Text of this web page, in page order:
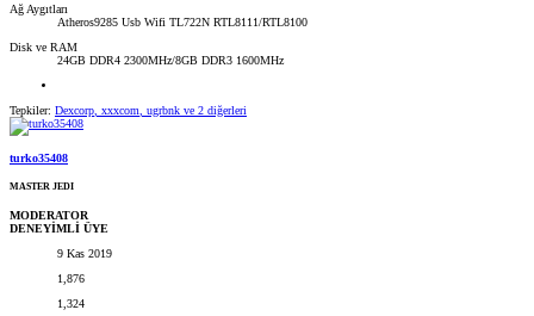
Ağ Aygıtları
Atheros9285 Usb Wifi TL722N RTL8111/RTL8100
Disk ve RAM
24GB DDR4 2300MHz/8GB DDR3 1600MHz
Tepkiler: Dexcorp xxxcom ugrbnk ve 2 diğerleri
turko35408
MASTER JEDI
MODERATOR
DENEYİMLİ ÜYE
9 Kas 2019
1,876
1,324